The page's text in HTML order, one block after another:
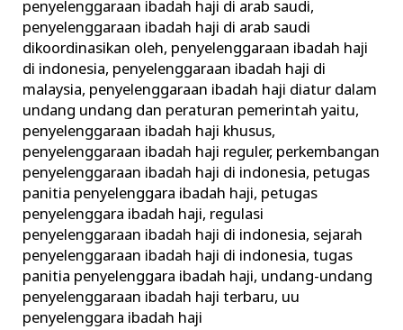
penyelenggaraan ibadah haji di arab saudi,
penyelenggaraan ibadah haji di arab saudi
dikoordinasikan oleh, penyelenggaraan ibadah haji
di indonesia, penyelenggaraan ibadah haji di
malaysia, penyelenggaraan ibadah haji diatur dalam
undang undang dan peraturan pemerintah yaitu,
penyelenggaraan ibadah haji khusus,
penyelenggaraan ibadah haji reguler, perkembangan
penyelenggaraan ibadah haji di indonesia, petugas
panitia penyelenggara ibadah haji, petugas
penyelenggara ibadah haji, regulasi
penyelenggaraan ibadah haji di indonesia, sejarah
penyelenggaraan ibadah haji di indonesia,tugas
panitia penyelenggara ibadah haji, undang-undang
penyelenggaraan ibadah haji terbaru, uu
penyelenggara ibadah haji